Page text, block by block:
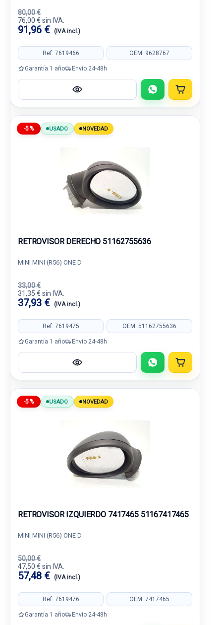
80,00 €
76,00 € sin IVA.
91,96 € (IVA incl.)
Ref: 7619466 OEM: 9628767
Garantía 1 año Envío 24-48h
-5% USADO NOVEDAD
RETROVISOR DERECHO 51162755636
MINI MINI (R56) ONE D
33,00 €
31,35 € sin IVA.
37,93 € (IVA incl.)
Ref: 7619475 OEM: 51162755636
Garantía 1 año Envío 24-48h
-5% USADO NOVEDAD
RETROVISOR IZQUIERDO 7417465 51167417465
MINI MINI (R56) ONE D
50,00 €
47,50 € sin IVA.
57,48 € (IVA incl.)
Ref: 7619476 OEM: 7417465
Garantía 1 año Envío 24-48h